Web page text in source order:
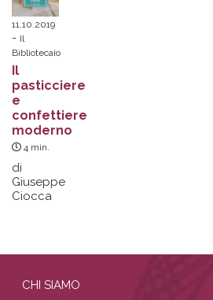
11.10.2019
Il
Bibliotecaio
Il
pasticciere
e
confettiere
moderno
4 min.
di
Giuseppe
Ciocca
CHI SIAMO